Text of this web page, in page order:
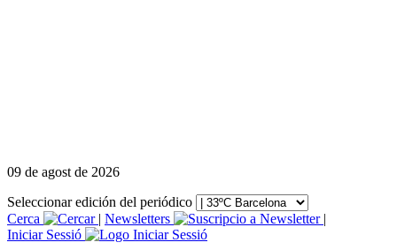
09 de agost de 2026
Seleccionar edición del periódico
Cerca
| Newsletters
|
Iniciar Sessió